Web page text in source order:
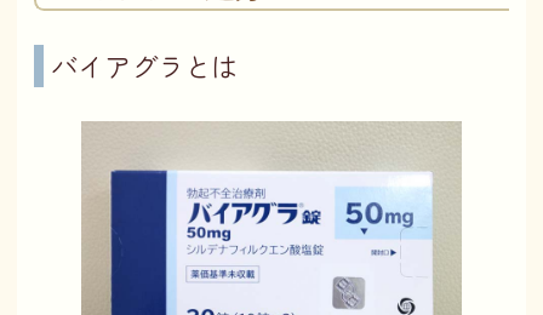
バイアグラとは